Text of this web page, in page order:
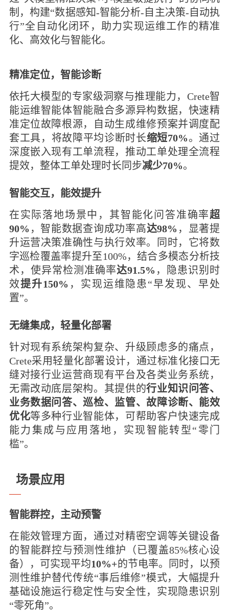
制，构建“数据感知-智能分析- 自主决策-自动执
行”全 自动化闭环，助力实现运维工作的精准
化、高效化与智能化。
精准定位，智能诊断
依托大模型的专家级洞察与推理能力，Crete智
能运维智能体智能融合多源异构数据，快速精
准定位故障根源，自动生成维修预案并调度配
套工具，将故障平均诊断时长缩短70%。通过
深度嵌入现有工单流程，推动工单处理全流程
提效，整体工单处理时长同步减少70%。
智能交互， 能效提升
在实际落地场景中，其智能化问答准确率超
90% ，智能数据查询成功率高达98% ，显著提
升运营决策准确性与执行效率。同时，它将数
字巡检覆盖率提升至100%，结合多模态分析技
术，使异常检测准确率达91.5% ，隐患识别时
效提升150% ，实现运维隐患“早发现、早处
置”。
无缝集成， 轻量化部署
针对现有系统架构复杂、升级顾虑多的痛点，
Crete采用轻量化部署设计，通过标准化接口无
缝对接行业运营商现有平台及各类业务系统，
无需改动底层架构。其提供的行业知识问答、
业务数据问答、巡检、监管、故障诊断、能效
优化等多种行业智能体，可帮助客户快速完成
能力集成与应用落地，实现智能转型 “零门
槛”。
场景应用
智能群控，主动预警
在能效管理方面，通过对精密空调等关键设备
的智能群控与预测性维护（已覆盖85%核心设
备），可实现平均10%+的节电率。同时，以预
测性维护替代传统“事后维修”模式，大幅提升
基础设施运行稳定性与安全性，实现隐患识别
“零死角”。